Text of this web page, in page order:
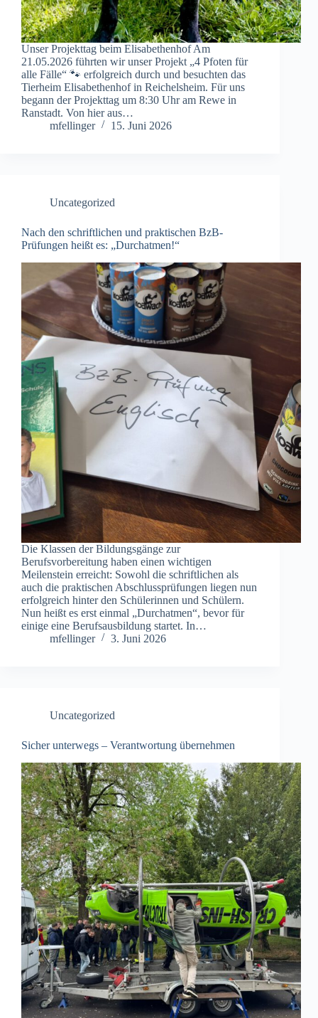
Unser Projekttag beim Elisabethenhof Am
21.05.2026 führten wir unser Projekt „4 Pfoten für
alle Fälle“ 🐾 erfolgreich durch und besuchten das
Tierheim Elisabethenhof in Reichelsheim. Für uns
begann der Projekttag um 8:30 Uhr am Rewe in
Ranstadt. Von hier aus…
mfellinger
15. Juni 2026
Uncategorized
Nach den schriftlichen und praktischen BzB-
Prüfungen heißt es: „Durchatmen!“
Die Klassen der Bildungsgänge zur
Berufsvorbereitung haben einen wichtigen
Meilenstein erreicht: Sowohl die schriftlichen als
auch die praktischen Abschlussprüfungen liegen nun
erfolgreich hinter den Schülerinnen und Schülern.
Nun heißt es erst einmal „Durchatmen“, bevor für
einige eine Berufsausbildung startet. In…
mfellinger
3. Juni 2026
Uncategorized
Sicher unterwegs – Verantwortung übernehmen